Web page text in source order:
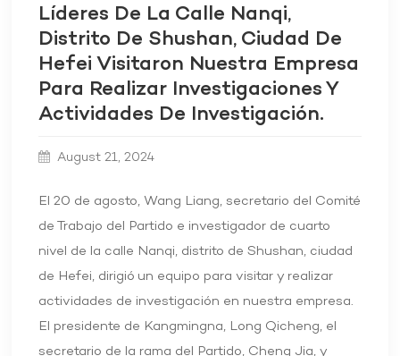
Líderes De La Calle Nanqi,
Distrito De Shushan, Ciudad De
Hefei Visitaron Nuestra Empresa
Para Realizar Investigaciones Y
Actividades De Investigación.
August 21, 2024
El 20 de agosto, Wang Liang, secretario del Comité
de Trabajo del Partido e investigador de cuarto
nivel de la calle Nanqi, distrito de Shushan, ciudad
de Hefei, dirigió un equipo para visitar y realizar
actividades de investigación en nuestra empresa.
El presidente de Kangmingna, Long Qicheng, el
secretario de la rama del Partido, Cheng Jia, y